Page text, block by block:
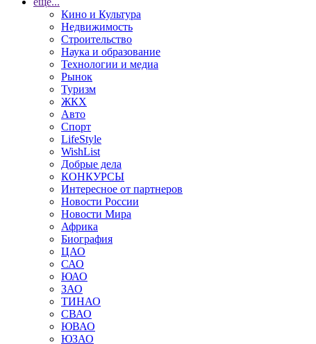
Кино и Культура
Недвижимость
Строительство
Наука и образование
Технологии и медиа
Рынок
Туризм
ЖКХ
Авто
Спорт
LifeStyle
WishList
Добрые дела
КОНКУРСЫ
Интересное от партнеров
Новости России
Новости Мира
Африка
Биография
ЦАО
САО
ЮАО
ЗАО
ТИНАО
СВАО
ЮВАО
ЮЗАО